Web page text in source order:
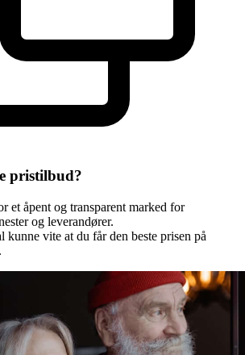
pristilbud?
et åpent og transparent marked for
og leverandører.
kunne vite at du får den beste prisen på